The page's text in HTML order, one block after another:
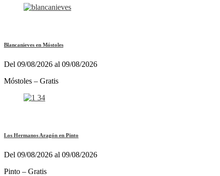
Blancanieves en Móstoles
Del 09/08/2026 al 09/08/2026
Móstoles – Gratis
Los Hermanos Aragón en Pinto
Del 09/08/2026 al 09/08/2026
Pinto – Gratis